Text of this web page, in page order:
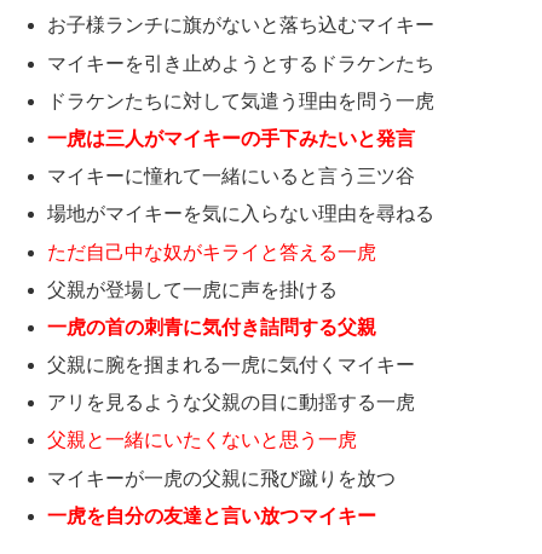
お子様ランチに旗がないと落ち込むマイキー
マイキーを引き止めようとするドラケンたち
ドラケンたちに対して気遣う理由を問う一虎
一虎は三人がマイキーの手下みたいと発言
マイキーに憧れて一緒にいると言う三ツ谷
場地がマイキーを気に入らない理由を尋ねる
ただ自己中な奴がキライと答える一虎
父親が登場して一虎に声を掛ける
一虎の首の刺青に気付き詰問する父親
父親に腕を掴まれる一虎に気付くマイキー
アリを見るような父親の目に動揺する一虎
父親と一緒にいたくないと思う一虎
マイキーが一虎の父親に飛び蹴りを放つ
一虎を自分の友達と言い放つマイキー